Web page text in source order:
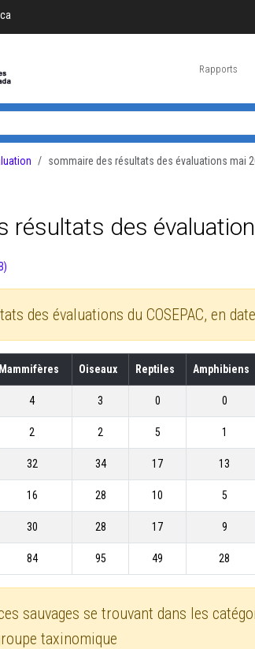
Rapports
sommaire des résultats des évaluations mai
résultats des
des évaluations du COSEPAC, en
Mammifères Oiseaux Reptiles Amphibiens
4 3 0 0
2 2 5 1
32 34 17 13
16 28 10 5
30 28 17 9
84 95 49 28
sauvages se trouvant dans les
taxinomique